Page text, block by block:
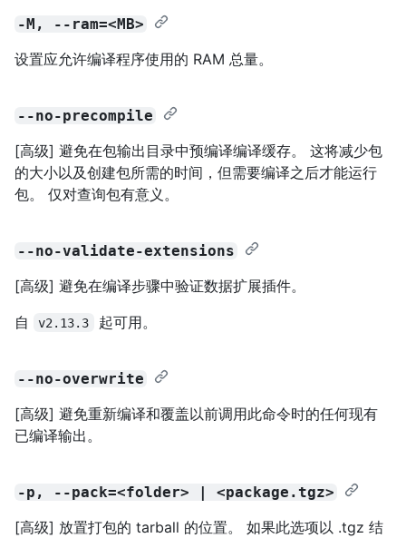
-M, --ram=<MB>
设置应允许编译程序使用的 RAM 总量。
--no-precompile
[高级] 避免在包输出目录中预编译编译缓存。 这将减少包
的大小以及创建包所需的时间，但需要编译之后才能运行
包。 仅对查询包有意义。
--no-validate-extensions
[高级] 避免在编译步骤中验证数据扩展插件。
自
v2.13.3 起可用。
--no-overwrite
[高级] 避免重新编译和覆盖以前调用此命令时的任何现有
已编译输出。
-p, --pack=<folder> | <package.tgz>
[高级] 放置打包的 tarball 的位置。 如果此选项以 .tgz 结